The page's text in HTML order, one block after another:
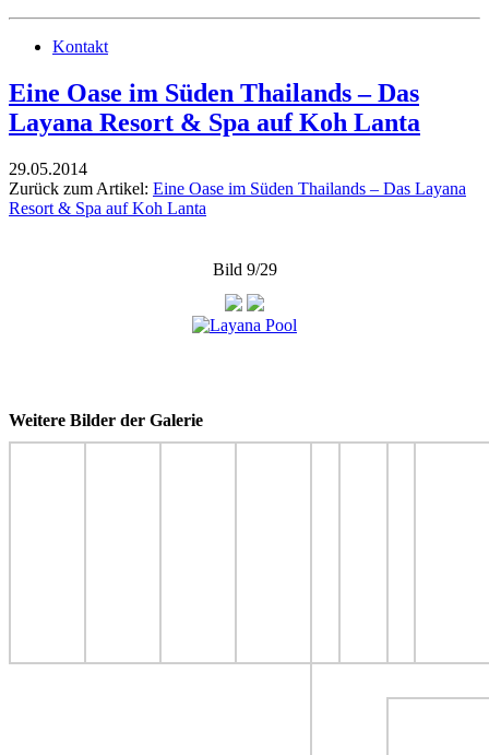
Kontakt
Eine Oase im Süden Thailands – Das
Layana Resort & Spa auf Koh Lanta
29.05.2014
Zurück zum Artikel: Eine Oase im Süden Thailands – Das Layana
Resort & Spa auf Koh Lanta
Bild 9/29
Weitere Bilder der Galerie